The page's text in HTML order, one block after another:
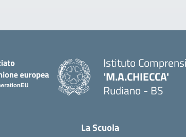
Istituto
'M.A.CHIECCA'
Rudiano - BS
La Scuola